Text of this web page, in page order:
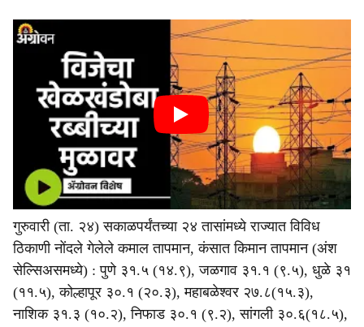
गुरुवारी (ता. २४) सकाळपर्यंतच्या २४ तासांमध्ये राज्यात विविध
ठिकाणी नोंदले गेलेले कमाल तापमान, कंसात किमान तापमान (अंश
सेल्सिअसमध्ये) : पुणे ३१.५ (१४.९), जळगाव ३१.१ (९.५), धुळे ३१
(११.५), कोल्हापूर ३०.१ (२०.३), महाबळेश्वर २७.८(१५.३),
नाशिक ३१.३ (१०.२), निफाड ३०.१ (९.२), सांगली ३०.६(१८.५),